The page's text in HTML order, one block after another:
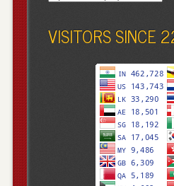
VISITORS SINCE